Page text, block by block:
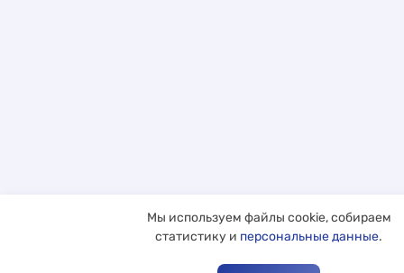
Мы используем файлы cookie, собираем
статистику и персональные данные.